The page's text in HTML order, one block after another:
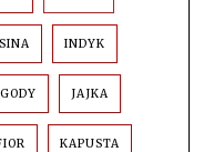
INDYK
JAJKA
KAPUSTA